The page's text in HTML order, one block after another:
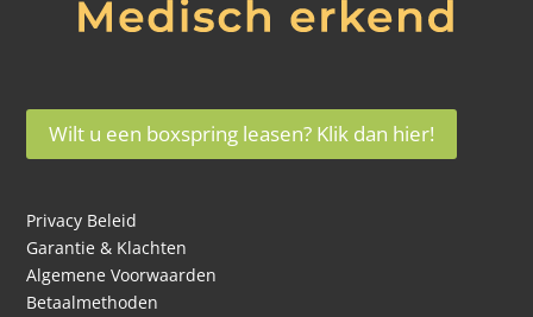
Wilt u een boxspring leasen? Klik dan hier!
Privacy Beleid
Garantie & Klachten
Algemene Voorwaarden
Betaalmethoden